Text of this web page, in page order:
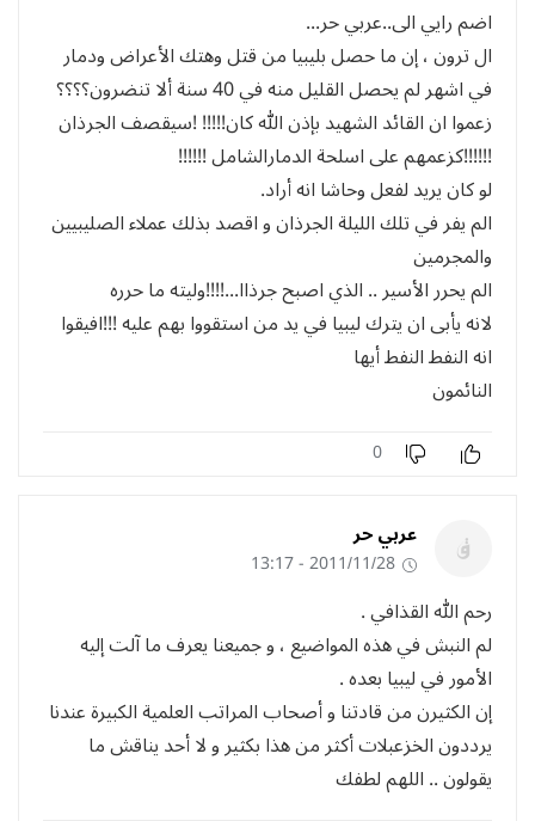
اضم رايي الى..عربي حر...
ال ترون ، إن ما حصل بليبيا من قتل وهتك الأعراض ودمار
في اشهر لم يحصل القليل منه في 40 سنة ألا تنضرون؟؟؟؟
زعموا ان القائد الشهيد بإذن الله كان!!!!! !سيقصف الجرذان
!!!!!!كزعمهم على اسلحة الدمارالشامل !!!!!!
لو كان يريد لفعل وحاشا انه أراد.
الم يفر في تلك الليلة الجرذان و اقصد بذلك عملاء الصليبيين
والمجرمين
الم يحرر الأسير .. الذي اصبح جرذاا...!!!!وليته ما حرره
لانه يأبى ان يترك ليبيا في يد من استقووا بهم عليه !!!افيقوا
انه النفط النفط أيها
النائمون
0
عربي حر
2011/11/28 - 13:17
رحم الله القذافي .
لم النبش في هذه المواضيع ، و جميعنا يعرف ما آلت إليه
الأمور في ليبيا بعده .
إن الكثيرن من قادتنا و أصحاب المراتب العلمية الكبيرة عندنا
يرددون الخزعبلات أكثر من هذا بكثير و لا أحد يناقش ما
يقولون .. اللهم لطفك